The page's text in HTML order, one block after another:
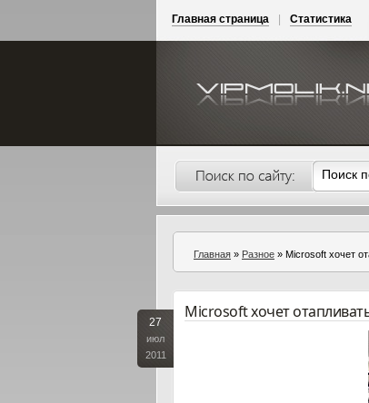
Главная страница Статистика
Главная » Разное » Microsoft хочет
27
июл
2011
Microsoft хочет